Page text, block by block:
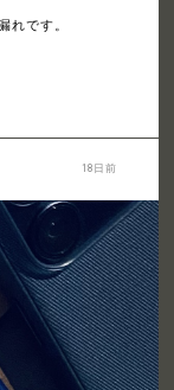
れです。
18日前